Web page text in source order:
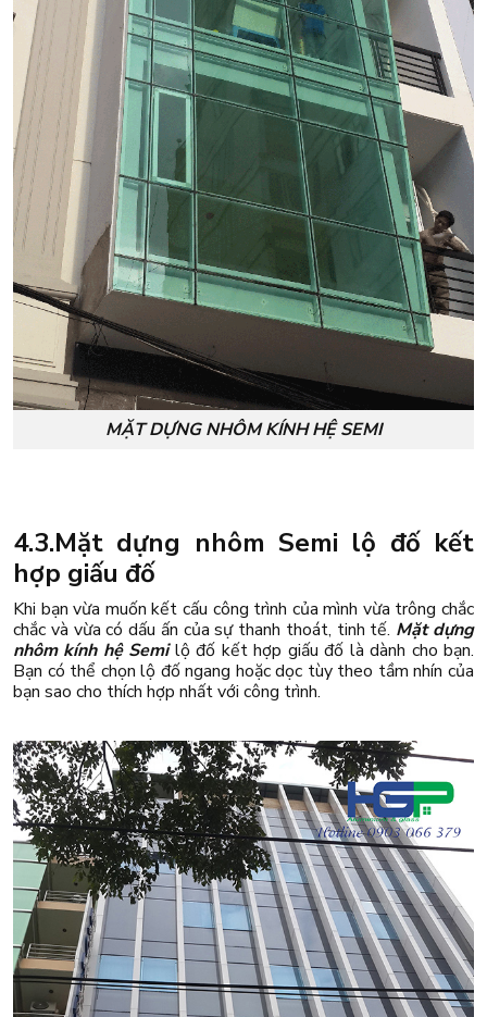
MẶT DỰNG NHÔM KÍNH HỆ SEMI
4.3.Mặt dựng nhôm Semi lộ đố kết
hợp giấu đố
Khi bạn vừa muốn kết cấu công trình của mình vừa trông chắc
chắc và vừa có dấu ấn của sự thanh thoát, tinh tế. Mặt dựng
nhôm kính hệ Semilộ đố kết hợp giấu đố là dành cho bạn.
Bạn có thể chọn lộ đố ngang hoặc dọc tùy theo tầm nhín của
bạn sao cho thích hợp nhất với công trình.